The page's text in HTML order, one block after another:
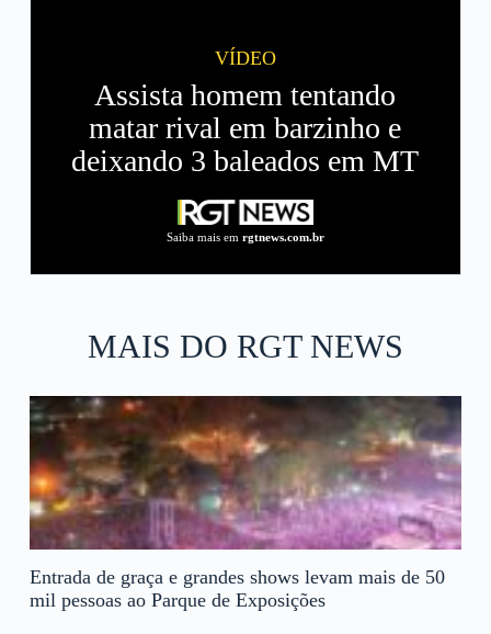
VÍDEO
Assista homem tentando
matar rival em barzinho e
deixando 3 baleados em MT
Saiba mais em rgtnews.com.br
MAIS DO RGT NEWS
Entrada de graça e grandes shows levam mais de 50
mil pessoas ao Parque de Exposições